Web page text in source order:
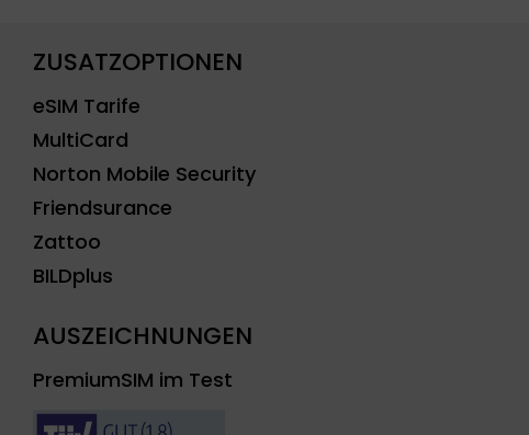
ZUSATZOPTIONEN
eSIM Tarife
MultiCard
Norton Mobile Security
Friendsurance
Zattoo
BILDplus
AUSZEICHNUNGEN
PremiumSIM im Test